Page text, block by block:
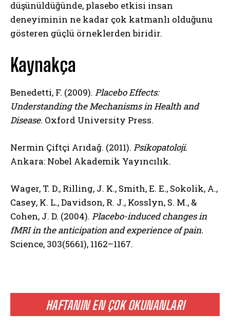
ABONE OL
HAFTANIN EN ÇOK OKUNANLARI
düşünüldüğünde, plasebo etkisi insan
deneyiminin ne kadar çok katmanlı olduğunu
gösteren güçlü örneklerden biridir.
Kaynakça
Benedetti, F. (2009). Placebo Effects:
Understanding the Mechanisms in Health and
Disease. Oxford University Press.
Nermin Çiftçi Arıdağ. (2011). Psikopatoloji.
Ankara: Nobel Akademik Yayıncılık.
Wager, T. D., Rilling, J. K., Smith, E. E., Sokolik, A.,
Casey, K. L., Davidson, R. J., Kosslyn, S. M., &
Cohen, J. D. (2004). Placebo-induced changes in
fMRI in the anticipation and experience of pain.
Science, 303(5661), 1162–1167.